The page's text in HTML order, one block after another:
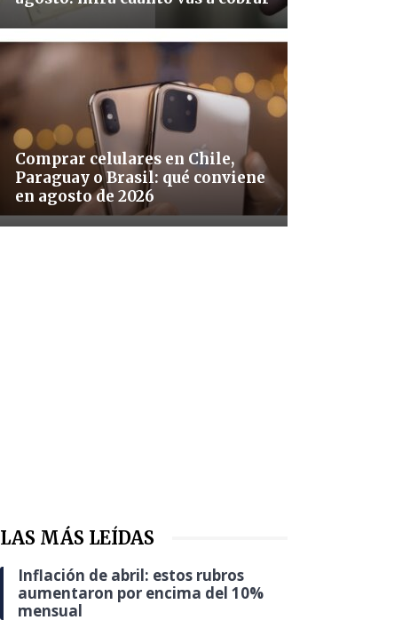
Comprar celulares en Chile,
Paraguay o Brasil: qué conviene
en agosto de 2026
LAS MÁS LEÍDAS
Inflación de abril: estos rubros
aumentaron por encima del 10%
mensual